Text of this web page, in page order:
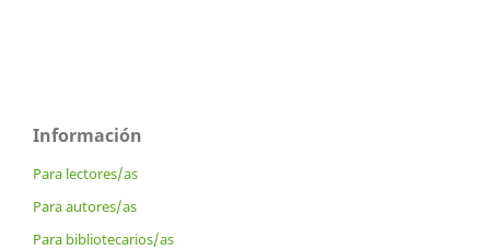
Información
Para lectores/as
Para autores/as
Para bibliotecarios/as